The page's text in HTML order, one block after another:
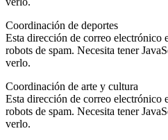
Coordinación de deportes
Esta dirección de correo electrónico
robots de spam. Necesita tener
verlo.
Coordinación de arte y cultura
Esta dirección de correo electrónico
robots de spam. Necesita tener
verlo.